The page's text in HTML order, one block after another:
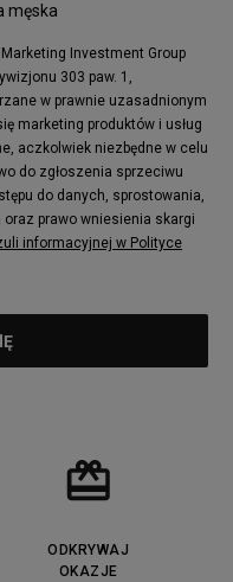
męska
Investment Group
303 paw. 1,
w prawnie uzasadnionym
marketing produktów i usług
aczkolwiek niezbędne w celu
do zgłoszenia sprzeciwu
do danych, sprostowania,
prawo wniesienia skargi
informacyjnej w Polityce
ODKRYWAJ
OKAZJE